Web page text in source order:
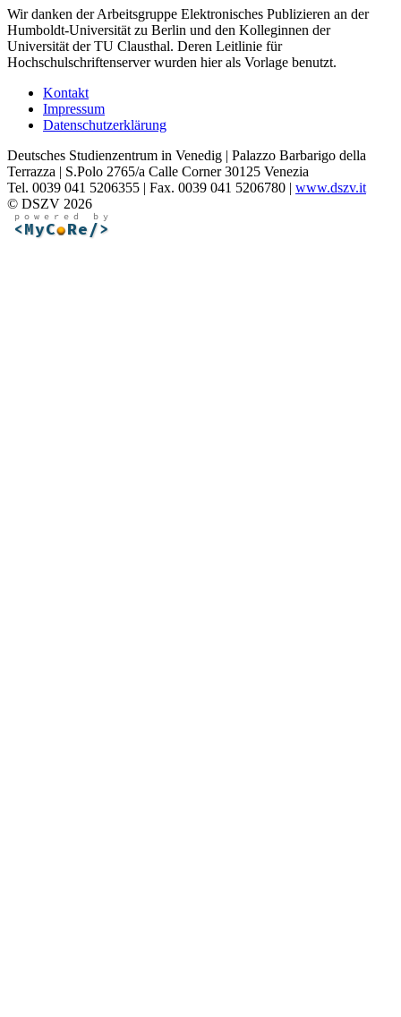
Wir danken der Arbeitsgruppe Elektronisches Publizieren an der
Humboldt-Universität zu Berlin und den Kolleginnen der
Universität der TU Clausthal. Deren Leitlinie für
Hochschulschriftenserver wurden hier als Vorlage benutzt.
Kontakt
Impressum
Datenschutzerklärung
Deutsches Studienzentrum in Venedig | Palazzo Barbarigo della
Terrazza | S.Polo 2765/a Calle Corner 30125 Venezia
Tel. 0039 041 5206355 | Fax. 0039 041 5206780 | www.dszv.it
© DSZV 2026